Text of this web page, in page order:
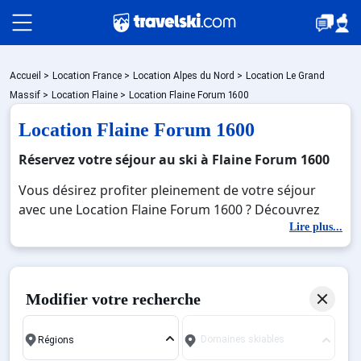
Packages
🚆Train de nuit
Stations
Hébergements
Bons plans
Accueil > Location France > Location Alpes du Nord > Location Le Grand
Massif > Location Flaine > Location Flaine Forum 1600
Location Flaine Forum 1600
Réservez votre séjour au ski à Flaine Forum 1600
Vous désirez profiter pleinement de votre séjour
avec une Location Flaine Forum 1600 ? Découvrez
nos offres de Location Flaine Forum 1600 pour skier
sans limite à noel, jour de l'an, février. Fermez les
yeux et imaginez… Profitez de votre Location Flaine
vous pourrez mêler les plaisirs de la glisse sur les
avec la beauté des paysages montagnards. Pour un
Lire plus...
Modifier votre recherche
Domaines skiables